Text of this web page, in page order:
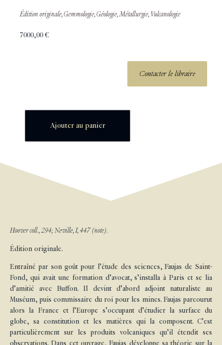
Édition originale, Gemmologie, Géologie, Métallurgie, Vulcanologie
7000,00€
Contacter le libraire
Ajouter au panier
Hoover coll., 294; Neville, I, 447 (note).
Édition originale.
Entraîné par son goût pour l’étude des sciences, Faujas de Saint-
Fond, qui avait une formation d’avocat, s’installa à Paris et se lia
d’amitié avec Buffon. Il devint d’abord adjoint naturaliste au
Muséum, puis commissaire du roi pour les mines. Faujas parcourut
alors la France et l’Europe s’occupant d’étudier la surface du
globe, sa constitution et les matières qui la composent. C’est
particulièrement sur les produits volcaniques qu’il étendit ses
observations. Dans cet ouvrage, Faujas développe sa théorie sur la